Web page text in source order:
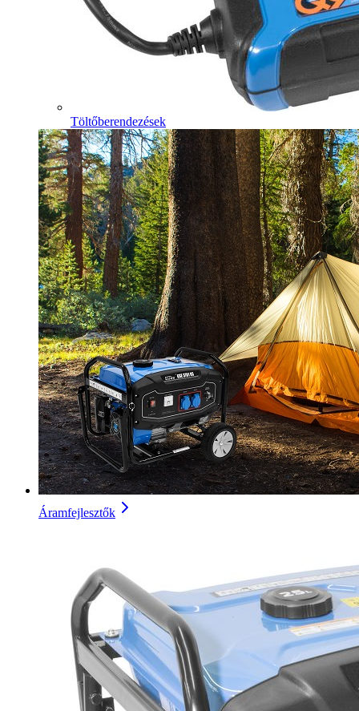
Töltőberendezések
Áramfejlesztők